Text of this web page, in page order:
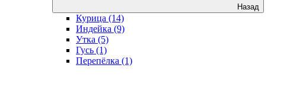
Назад
Курица (14)
Индейка (9)
Утка (5)
Гусь (1)
Перепёлка (1)